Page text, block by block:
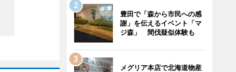
豊田で「森から市民への感
謝」を伝えるイベント「マ
ジ森」 間伐疑似体験も
メグリア本店で北海道物産